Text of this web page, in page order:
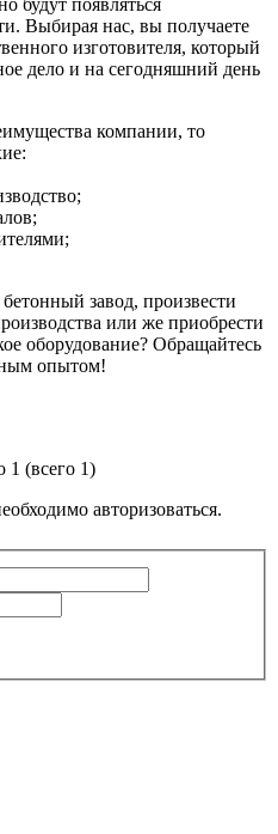
Выбирая нас, вы получаете
изготовителя, который
дело и на сегодняшний день
компании, то
завод, произвести
или же приобрести
оборудование? Обращайтесь
опытом!
1 (всего 1)
авторизоваться.